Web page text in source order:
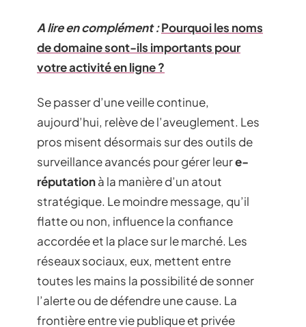
A lire en complément :Pourquoi les noms
de domaine sont-ils importants pour
votre activité en ligne ?
Se passer d’une veille continue,
aujourd’hui, relève de l’aveuglement. Les
pros misent désormais sur des outils de
surveillance avancés pour gérer leure-
réputationà la manière d’un atout
stratégique. Le moindre message, qu’il
flatte ou non, influence la confiance
accordée et la place sur le marché. Les
réseaux sociaux, eux, mettent entre
toutes les mains la possibilité de sonner
l’alerte ou de défendre une cause. La
frontière entre vie publique et privée